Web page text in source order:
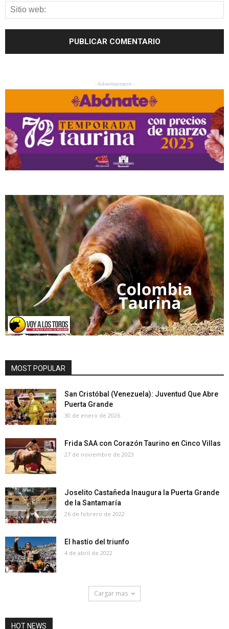
- Advertisement -
MOST POPULAR
San Cristóbal (Venezuela): Juventud Que Abre
Puerta Grande
30 de enero de 2026
Frida SAA con Corazón Taurino en Cinco Villas
27 de noviembre de 2023
Joselito Castañeda Inaugura la Puerta Grande
de la Santamaría
26 de febrero de 2022
El hastío del triunfo
4 de abril de 2022
Cargar mas
HOT NEWS